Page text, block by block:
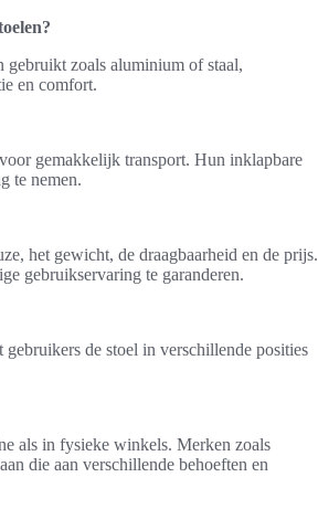
gebruikt zoals aluminium of staal,
en comfort.
gemakkelijk transport. Hun inklapbare
te nemen.
het gewicht, de draagbaarheid en de prijs.
gebruikservaring te garanderen.
de stoel in verschillende posities
als in fysieke winkels. Merken zoals
die aan verschillende behoeften en